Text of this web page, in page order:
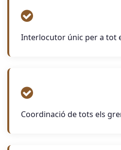
Interlocutor únic per a tot
Coordinació de tots els